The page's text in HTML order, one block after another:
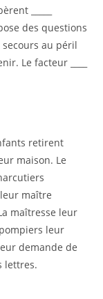
_____
des questions
secours au péril
Le facteur ____
retirent
maison. Le
maître
maîtresse leur
leur
demande de
lettres.